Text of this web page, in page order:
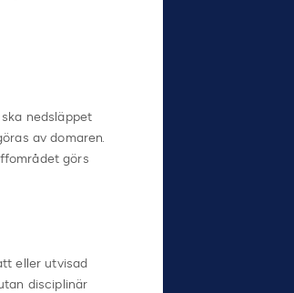
nedsläppet
av domaren.
görs
eller utvisad
disciplinär